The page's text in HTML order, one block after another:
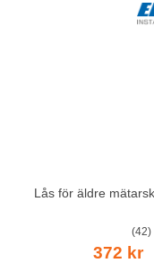
Lås för äldre
(42)
372 kr